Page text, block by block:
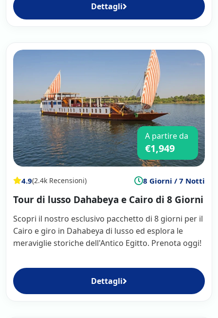
Dettagli
A partire da
€1,949
4.9(2.4k Recensioni) 8 Giorni / 7 Notti
Tour di lusso Dahabeya e Cairo di 8 Giorni
Scopri il nostro esclusivo pacchetto di 8 giorni per il
Cairo e giro in Dahabeya di lusso ed esplora le
meraviglie storiche dell'Antico Egitto. Prenota oggi!
Dettagli